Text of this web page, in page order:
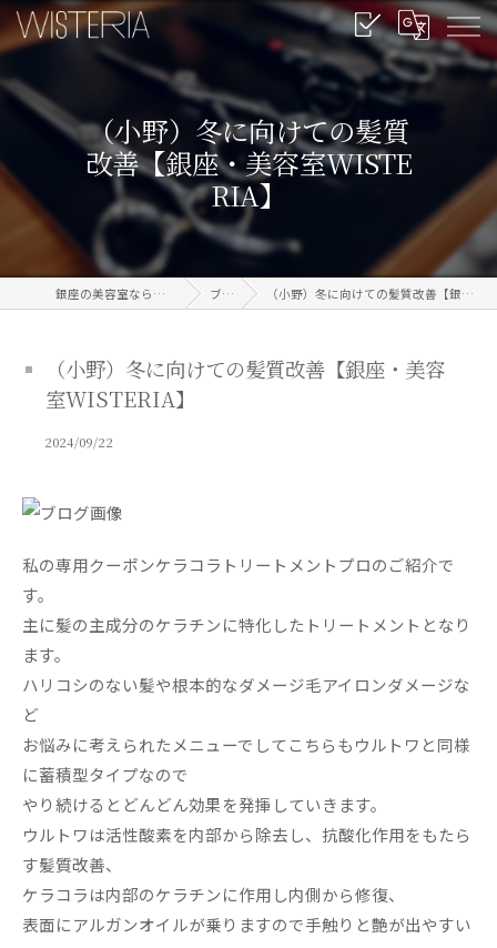
（小野）冬に向けての髪質
改善【銀座・美容室WISTE
RIA】
銀座の美容室なら信頼のWISTERIA ブログ （小野）冬に向けての髪質改善【銀座・美容室WISTERIA】
（小野）冬に向けての髪質改善【銀座・美容
室WISTERIA】
2024/09/22
私の専用クーポンケラコラトリートメントプロのご紹介で
す。
主に髪の主成分のケラチンに特化したトリートメントとなり
ます。
ハリコシのない髪や根本的なダメージ毛アイロンダメージな
ど
お悩みに考えられたメニューでしてこちらもウルトワと同様
に蓄積型タイプなので
やり続けるとどんどん効果を発揮していきます。
ウルトワは活性酸素を内部から除去し、抗酸化作用をもたら
す髪質改善、
ケラコラは内部のケラチンに作用し内側から修復、
表面にアルガンオイルが乗りますので手触りと艶が出やすい